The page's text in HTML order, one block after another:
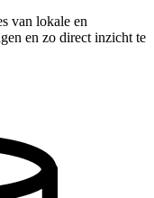
van lokale en
en zo direct inzicht te